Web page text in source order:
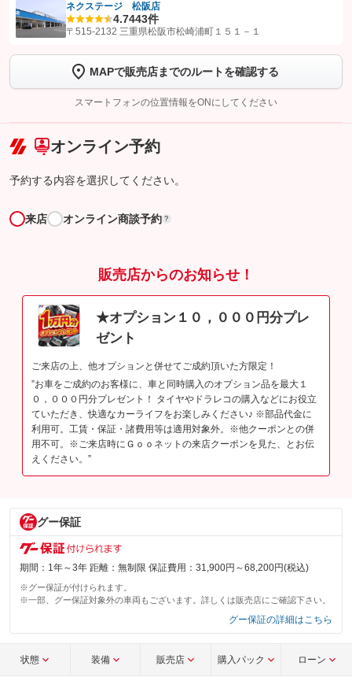
【STEP1】認証画面でグーネットを友だち追加してから「許可する」ボタンを押
トーク画面で
ボタンをタップして問い合わせを
完了してください。
こちら
ネクステージ 松阪店
4.7443件
〒515-2132 三重県松阪市松崎浦町１５１－１
MAPで販売店までのルートを確認する
スマートフォンの位置情報をONにしてください
オンライン予約
予約する内容を選択してください。
来店 オンライン商談予約 ?
販売店からのお知らせ！
★オプション１０，０００円分プレ
ゼント
ご来店の上、他オプションと併せてご成約頂いた方限定！
”お車をご成約のお客様に、車と同時購入のオプション品を最大１
０，０００円分プレゼント！ タイヤやドラレコの購入などにお役立
ていただき、快適なカーライフをお楽しみください♪ ※部品代金に
利用可。工賃・保証・諸費用等は適用対象外。※他クーポンとの併
用不可。※ご来店時にＧｏｏネットの来店クーポンを見た、とお伝
えください。”
グー保証
期間：1年～3年 距離：無制限 保証費用：31,900円～68,200円(税込)
※グー保証が付けられます。
※一部、グー保証対象外の車両もございます。詳しくは販売店にご確認下さい。
グー保証の詳細はこちら
状態 装備 販売店 購入パック ローン